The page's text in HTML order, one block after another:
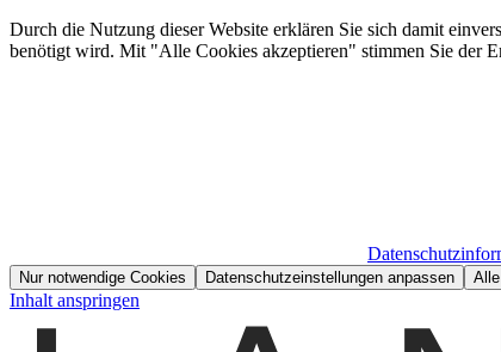
Durch die Nutzung dieser Website erklären Sie sich damit
benötigt wird. Mit "Alle Cookies akzeptieren" stimmen Sie der
Nur notwendige Cookies Datenschutzeinstellungen anpassen
Inhalt anspringen